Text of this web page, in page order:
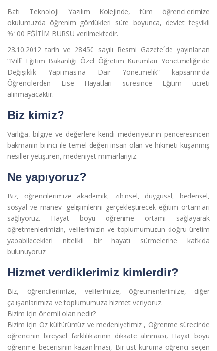
Batı Teknoloji Yazılım Kolejinde, tüm öğrencilerimize
okulumuzda öğrenim gördükleri süre boyunca, devlet teşvikli
%100 EĞİTİM BURSU verilmektedir.
23.10.2012 tarih ve 28450 sayılı Resmi Gazete´de yayınlanan
“Millî Eğitim Bakanlığı Özel Öğretim Kurumları Yönetmeliğinde
Değişiklik Yapılmasına Dair Yönetmelik” kapsamında
Öğrencilerden Lise Hayatları süresince Eğitim ücreti
alınmayacaktır.
Biz kimiz?
Varlığa, bilgiye ve değerlere kendi medeniyetinin penceresinden
bakmanın bilinci ile temel değeri insan olan ve hikmeti kuşanmış
nesiller yetiştiren, medeniyet mimarlarıyız.
Ne yapıyoruz?
Biz, öğrencilerimize akademik, zihinsel, duygusal, bedensel,
sosyal ve manevi gelişimlerini gerçekleştirecek eğitim ortamları
sağlıyoruz. Hayat boyu öğrenme ortamı sağlayarak
öğretmenlerimizin, velilerimizin ve toplumumuzun doğru üretim
yapabilecekleri nitelikli bir hayatı sürmelerine katkıda
bulunuyoruz.
Hizmet verdiklerimiz kimlerdir?
Biz, öğrencilerimize, velilerimize, öğretmenlerimize, diğer
çalışanlarımıza ve toplumumuza hizmet veriyoruz.
Bizim için önemli olan nedir?
Bizim için Öz kültürümüz ve medeniyetimiz , Öğrenme sürecinde
öğrencinin bireysel farklılıklarının dikkate alınması, Hayat boyu
öğrenme becerisinin kazanılması, Bir üst kuruma öğrenci seçen